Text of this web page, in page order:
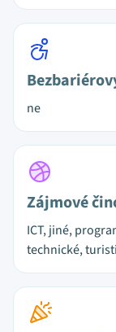
ne
Zájmové
ICT, jiné,
technické,